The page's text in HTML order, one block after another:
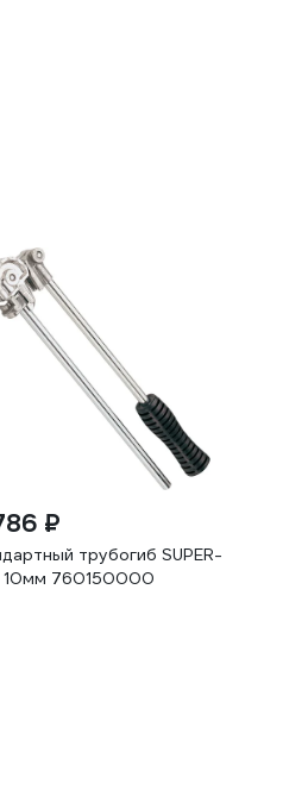
₽
трубогиб SUPER-
10мм 760150000